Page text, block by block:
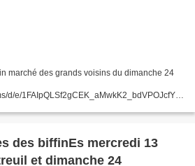
marché des grands voisins du dimanche 24
d/e/1FAIpQLSf2gCEK_aMwkK2_bdVPOJcfYjL
des biffinEs mercredi 13
et dimanche 24